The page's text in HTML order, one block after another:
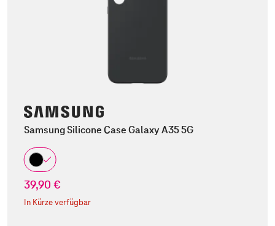
Samsung Silicone Case Galaxy A35 5G
39,90 €
In Kürze verfügbar